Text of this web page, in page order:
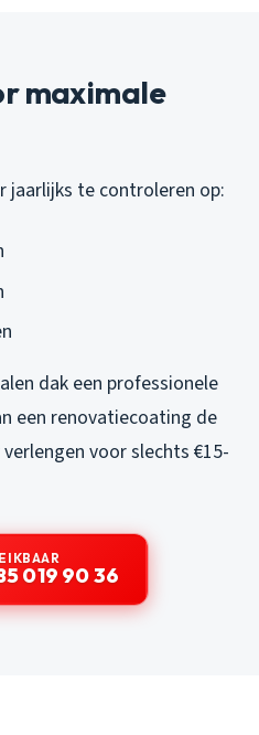
maximale
jaarlijks te controleren op:
dak een professionele
een renovatiecoating de
voor slechts €15-
019 90 36